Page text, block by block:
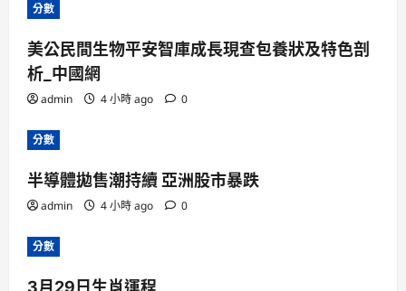
分數
美公民間生物平安智庫成長現查包養狀及特色剖
析_中國網
admin 4 小時 ago 0
分數
半導體拋售潮持續 亞洲股市暴跌
admin 4 小時 ago 0
分數
3月29日生肖運程